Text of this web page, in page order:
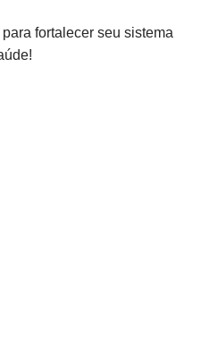
fortalecer seu sistema